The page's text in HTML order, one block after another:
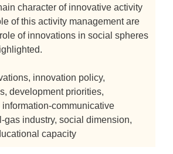
character of innovative activity
of this activity management are
of innovations in social spheres
innovation policy,
development priorities,
communicative
gas industry, social dimension,
capacity